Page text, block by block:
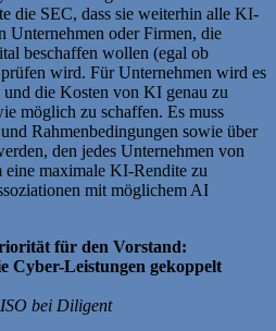
die SEC, dass sie weiterhin alle KI-
Unternehmen oder Firmen, die
beschaffen wollen (egal ob
wird. Für Unternehmen wird es
die Kosten von KI genau zu
möglich zu schaffen. Es muss
Rahmenbedingungen sowie über
den jedes Unternehmen von
maximale KI-Rendite zu
mit möglichem AI
für den Vorstand:
Cyber-Leistungen gekoppelt
bei Diligent